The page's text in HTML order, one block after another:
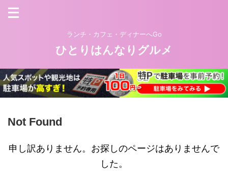
ランチ・カフェ・ディナーへGo
ひとりはんなりグルメ
Not Found
申し訳ありません。お探しのページはありませんで
した。